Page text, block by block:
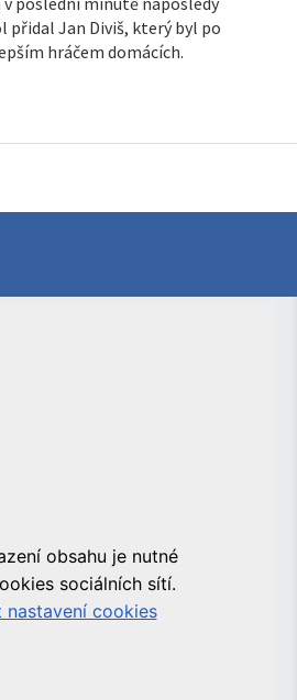
přidal Jan Diviš, který byl po
hráčem domácích.